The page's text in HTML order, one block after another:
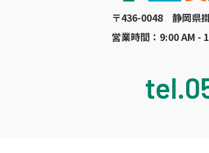
〒436-0048 静岡県
営業時間：9:00 AM